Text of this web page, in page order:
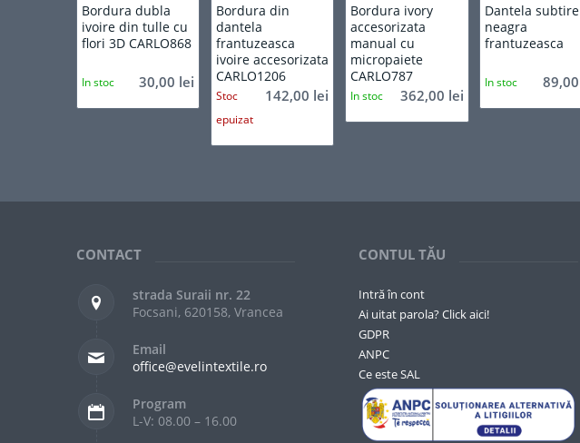
Bordura dubla
ivoire din tulle cu
flori 3D CARLO868
30,00 lei
In stoc
Bordura din
dantela
frantuzeasca
ivoire accesorizata
CARLO1206
142,00 lei
Stoc
epuizat
Bordura ivory
accesorizata
manual cu
micropaiete
CARLO787
362,00 lei
In stoc
Dantela subtire
neagra
frantuzeasca
89,00
In stoc
CONTACT
strada Suraii nr. 22
Focsani, 620158, Vrancea
Email
office@evelintextile.ro
Program
L-V: 08.00 – 16.00
CONTUL TĂU
Intră în cont
Ai uitat parola? Click aici!
GDPR
ANPC
Ce este SAL